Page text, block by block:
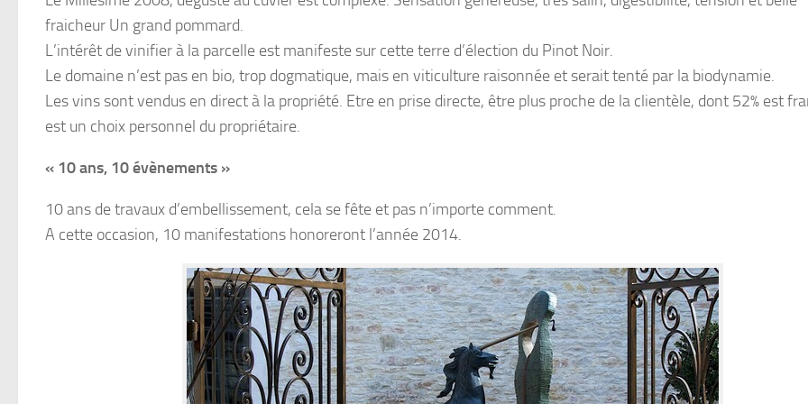
fraicheur Un grand pommard.
L’intérêt de vinifier à la parcelle est manifeste sur cette terre d’élection du Pinot Noir.
Le domaine n’est pas en bio, trop dogmatique, mais en viticulture raisonnée et serait tenté par la biodynamie.
Les vins sont vendus en direct à la propriété. Etre en prise directe, être plus proche de la clientèle, dont 52% est
est un choix personnel du propriétaire.
« 10 ans, 10 évènements »
10 ans de travaux d’embellissement, cela se fête et pas n’importe comment.
A cette occasion, 10 manifestations honoreront l’année 2014.